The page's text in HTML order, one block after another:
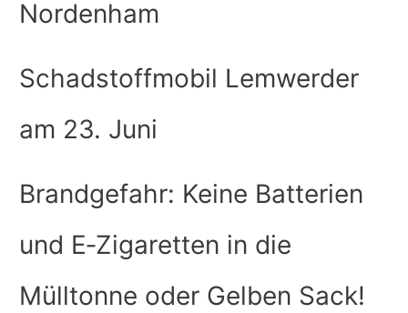
Nordenham
Schadstoffmobil Lemwerder
am 23. Juni
Brandgefahr: Keine Batterien
und E‑Zigaretten in die
Mülltonne oder Gelben Sack!